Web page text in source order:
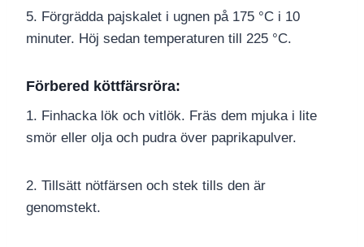
5. Förgrädda pajskalet i ugnen på 175 °C i 10
minuter. Höj sedan temperaturen till 225 °C.
Förbered köttfärsröra:
1. Finhacka lök och vitlök. Fräs dem mjuka i lite
smör eller olja och pudra över paprikapulver.
2. Tillsätt nötfärsen och stek tills den är
genomstekt.